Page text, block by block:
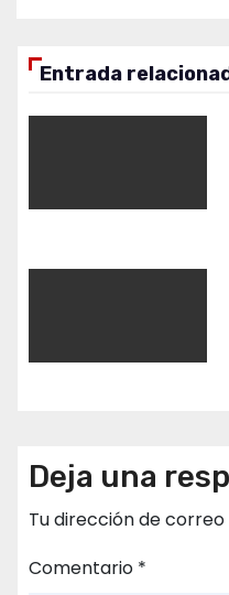
Entrada
Deja una
Tu dirección de
Comentario *